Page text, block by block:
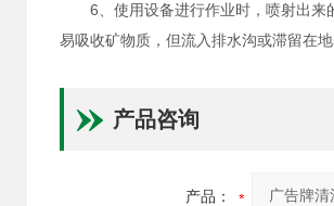
6、使用设备进行作业时，喷射出来的
易吸收矿物质，但流入排水沟或滞留在
产品咨询
产品：